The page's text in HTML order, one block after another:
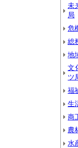
未
局
危
総
地
文
ツ
福
生
商
農
水